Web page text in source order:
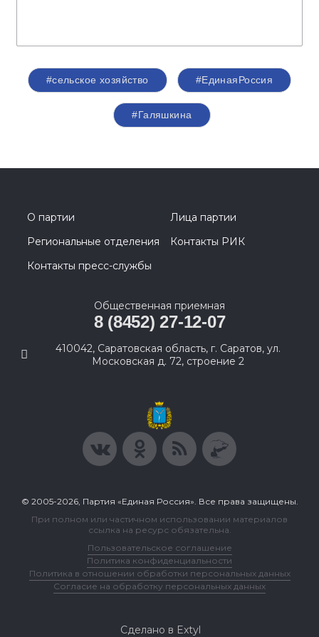
#сельское хозяйство #ЕдинаяРоссия
#Галяшкина
О партии
Лица партии
Региональные отделения
Контакты РИК
Контакты пресс-службы
Общественная приемная
8 (8452) 27-12-07
410042, Саратовская область, г. Саратов, ул.
Московская д. 72, строение 2
© 2005-2026, Партия «Единая Россия». Все права защищены.
При полном или частичном использовании материалов
ссылка на ресурс обязательна.
Пользовательское соглашение
Политика конфиденциальности
Политика в отношении обработки персональных данных
Согласие на обработку персональных данных
Сделано в Extyl